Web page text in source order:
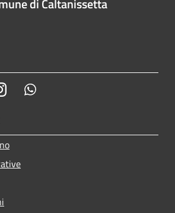
di Caltanissetta
Instagram